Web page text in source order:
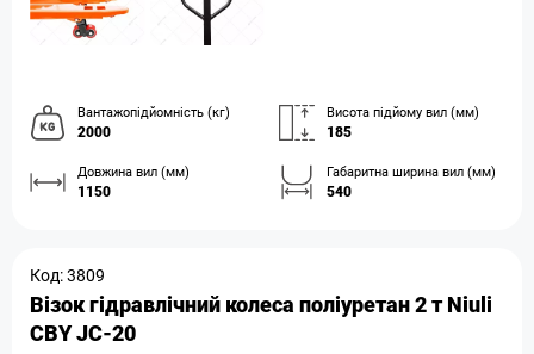
Вантажопідйомність (кг)
2000
Висота підйому вил (мм)
185
Довжина вил (мм)
1150
Габаритна ширина вил (мм)
540
Код: 3809
Візок гідравлічний колеса поліуретан 2 т Niuli
CBY JС-20